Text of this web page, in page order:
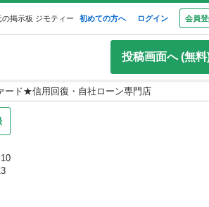
の掲示板 ジモティー 初めての方へ ログイン 会員
投稿画面へ (無料
ード★信用回復・自社ローン専門店